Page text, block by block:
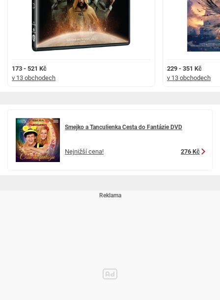
173 - 521 Kč
v 13 obchodech
229 - 351 Kč
v 13 obchodech
Smejko a Tanculienka Cesta do Fantázie DVD
Nejnižší cena! 276 Kč